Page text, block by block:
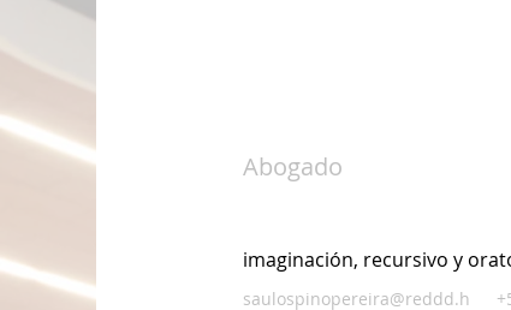
Abogado
imaginación, recursivo y
saulospinopereira@reddd.h